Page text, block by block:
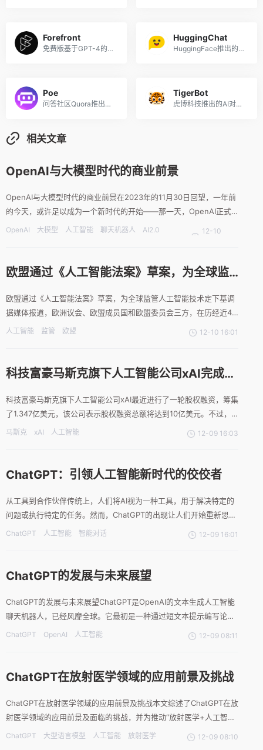
Forefront
免费版基于GPT-4的AI聊天机器人
HuggingChat
HuggingFace推出的在线聊天机器人，基于Open Assistant模型
Poe
问答社区Quora推出的问答机器人工具
TigerBot
虎博科技推出的AI对话聊天机器人，基于TigerBot开源大模型
相关文章
OpenAI与大模型时代的商业前景
OpenAI与大模型时代的商业前景在2023年的11月30日回望，一年前
的今天，或许足以成为一个新时代的开始——那一天，OpenAI正式
上线了聊天机器人ChatGPT。传言ChatGPT低调到其内部甚至都有员
OpenAI 大模型 人工智能 聊天机器人
AI2.0
12-10
欧盟通过《人工智能法案》草案，为全球监
欧盟通过《人工智能法案》草案，为全球监管人工智能技术定下基调
据媒体报道，欧洲议会、欧盟成员国和欧盟委员会三方，在历经近40
个小时的漫长谈判后，于布鲁塞尔当地时间12月8日晚，就《人工智
人工智能 监管 欧盟 12-10 16:01
科技富豪马斯克旗下人工智能公司xAI完成
科技富豪马斯克旗下人工智能公司xAI最近进行了一轮股权融资，筹集
了1.347亿美元，该公司表示股权融资总额将达到10亿美元。不过，
该文件并未透露投资者的名字。这也是近期OpenAI公司人事动荡
马斯克 xAI 人工智能 12-09 16:03
ChatGPT：引领人工智能新时代的佼佼者
从工具到合作伙伴传统上，人们将AI视为一种工具，用于解决特定的
问题或执行特定的任务。然而，ChatGPT的出现让人们开始重新思考
这种关系。它不再仅仅是一个工具，而更像是一个智慧的合作伙伴，
ChatGPT 人工智能 智能对话 12-09 16:01
ChatGPT的发展与未来展望
ChatGPT的发展与未来展望ChatGPT是OpenAI的文本生成人工智能
聊天机器人，已经风靡全球。它最初是一种通过短文本提示编写论文
和代码来提高生产力的工具，现已发展成为超过92%的财富500强公
ChatGPT OpenAI 人工智能 12-09 08:11
ChatGPT在放射医学领域的应用前景及挑战
ChatGPT在放射医学领域的应用前景及挑战本文综述了ChatGPT在放
射医学领域的应用前景及面临的挑战，并为推动“放射医学+人工智能”
教育体系的建立提供参考。SEO关键词ChatGPT，大型语言模型，人
ChatGPT 大型语言模型 人工智能 放射医学 12-09 08:10